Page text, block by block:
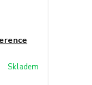
Skladem